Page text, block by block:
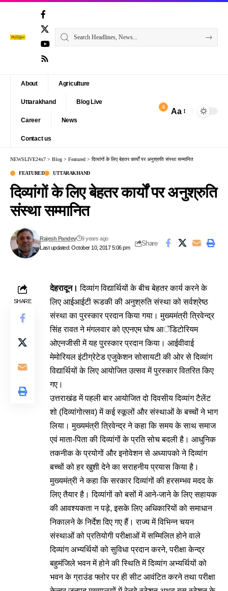
About Agriculture
Uttarakhand Blog Live
Career News
Contact us
4 Aa
NEWSLIVE24x7 > Blog > Featured > दिव्यांगों के लिए बेहतर कार्यों पर अनुश्रुति संस्था सम्मानित
FEATURED UTTARAKHAND
दिव्यांगों के लिए बेहतर कार्यों पर अनुश्रुति
संस्था सम्मानित
Last updated: October 10, 2017 5:06 pm
Rajesh Pandey 9 years ago
Share
SHARE
देहरादून।दिव्यांग विद्यार्थियों के बीच बेहतर कार्य करने के
लिए आईआईटी रूडकी की अनुश्रुति संस्था को सर्वश्रेष्ठ
संस्था का पुरस्कार प्रदान किया गया। मुख्यमंत्री त्रिवेन्द्र
सिंह रावत ने मंगलवार को एएनएम घोष आॅडिटोरियम
ओएनजीसी में यह पुरस्कार प्रदान किया। आईवीवाई
मेमोरियल इंटीग्रेटेड एजुकेशन सोसायटी की ओर से दिव्यांग
विद्यार्थियों के लिए आयोजित उत्सव में पुरस्कार वितरित किए
गए।
उत्तराखंड में पहली बार आयोजित दो दिवसीय दिव्यांग टैलेंट
शो (दिव्यांगोत्सव) में कई स्कूलों और संस्थाओं के बच्चों ने भाग
लिया। मुख्यमंत्री त्रिवेन्द्र ने कहा कि समय के साथ समाज
एवं माता-पिता की दिव्यांगों के प्रति सोच बदली है। आधुनिक
तकनीक के प्रयोगों और इनोवेशन से अध्यापको ने दिव्यांग
बच्चों को हर खुशी देने का सराहनीय प्रयास किया है।
मुख्यमंत्री ने कहा कि सरकार दिव्यांगों की हरसम्भव मदद के
लिए तैयार है। दिव्यांगों को बसों में आने-जाने के लिए सहायक
की आवश्यकता न पड़े, इसके लिए अधिकारियों को समाधान
निकालने के निर्देश दिए गए हैं। राज्य में विभिन्न चयन
संस्थाओं को प्रतियोगी परीक्षाओं में सम्मिलित होने वाले
दिव्यांग अभ्यर्थियों को सुविधा प्रदान करने, परीक्षा केन्द्र
बहुमंजिले भवन में होने की स्थिति में दिव्यांग अभ्यर्थियों को
भवन के ग्राउंड फ्लोर पर ही सीट आवंटित करने तथा परीक्षा